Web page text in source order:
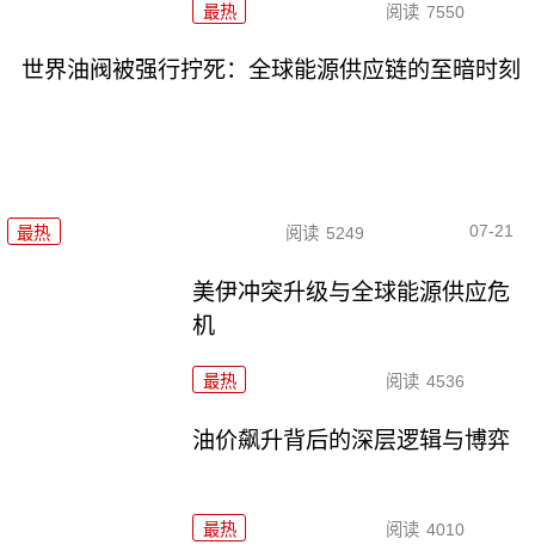
最热 阅读 7550
世界油阀被强行拧死：全球能源供应链的至暗时刻
最热 阅读 5249 07-21
美伊冲突升级与全球能源供应危
机
最热 阅读 4536
油价飙升背后的深层逻辑与博弈
最热 阅读 4010